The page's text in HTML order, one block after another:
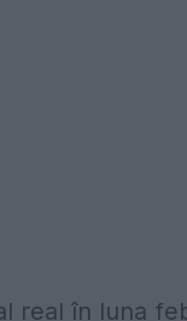
real în luna